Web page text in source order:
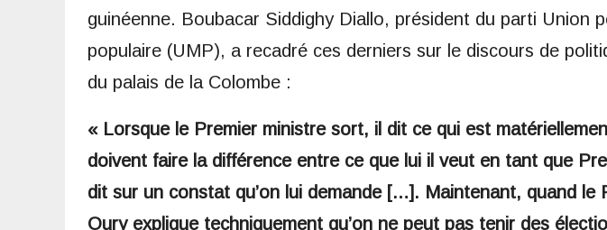
guinéenne. Boubacar Siddighy Diallo, président du parti Union
populaire (UMP), a recadré ces derniers sur le discours de
du palais de la Colombe :
« Lorsque le Premier ministre sort, il dit ce qui est
doivent faire la différence entre ce que lui il veut en tant que
dit sur un constat qu’on lui demande […]. Maintenant, quand le
Oury explique techniquement qu’on ne peut pas tenir des